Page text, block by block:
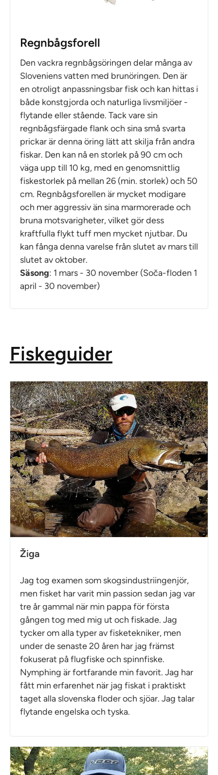
Regnbågsforell
Den vackra regnbågsöringen delar många av
Sloveniens vatten med brunöringen. Den är
en otroligt anpassningsbar fisk och kan hittas i
både konstgjorda och naturliga livsmiljöer -
flytande eller stående. Tack vare sin
regnbågsfärgade flank och sina små svarta
prickar är denna öring lätt att skilja från andra
fiskar. Den kan nå en storlek på 90 cm och
väga upp till 10 kg, med en genomsnittlig
fiskestorlek på mellan 26 (min. storlek) och 50
cm. Regnbågsforellen är mycket modigare
och mer aggressiv än sina marmorerade och
bruna motsvarigheter, vilket gör dess
kraftfulla flykt tuff men mycket njutbar. Du
kan fånga denna varelse från slutet av mars till
slutet av oktober.
Säsong: 1 mars - 30 november (Soča-floden 1
april - 30 november)
Fiskeguider
Žiga
Jag tog examen som skogsindustriingenjör,
men fisket har varit min passion sedan jag var
tre år gammal när min pappa för första
gången tog med mig ut och fiskade. Jag
tycker om alla typer av fisketekniker, men
under de senaste 20 åren har jag främst
fokuserat på flugfiske och spinnfiske.
Nymphing är fortfarande min favorit. Jag har
fått min erfarenhet när jag fiskat i praktiskt
taget alla slovenska floder och sjöar. Jag talar
flytande engelska och tyska.